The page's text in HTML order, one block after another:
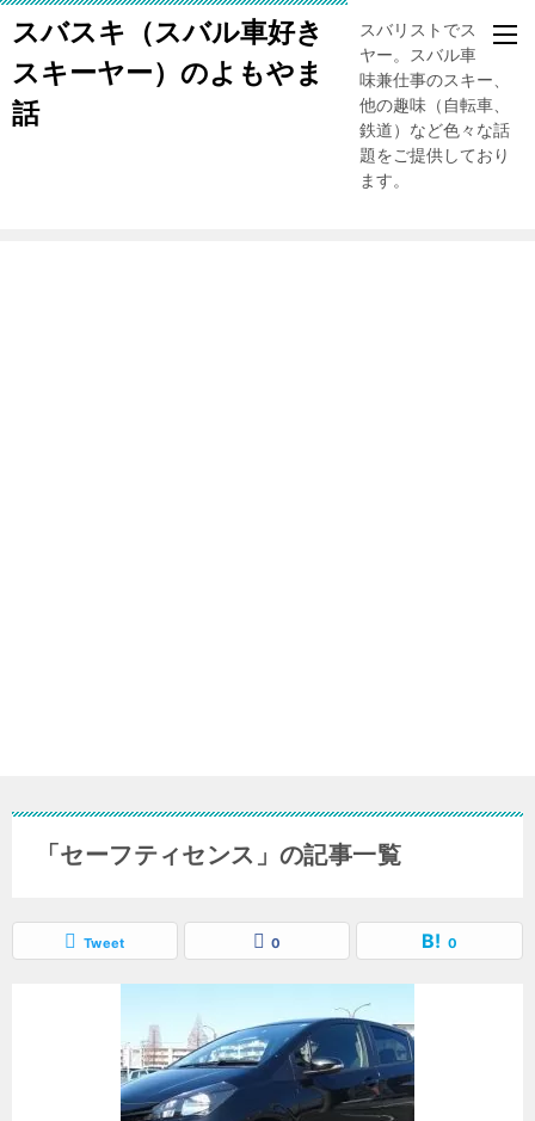
スバスキ（スバル車好き
スキーヤー）のよもやま
話
スバリストでスキー
ヤー。スバル車、趣
味兼仕事のスキー、
他の趣味（自転車、
鉄道）など色々な話
題をご提供しており
ます。
「セーフティセンス」の記事一覧
Tweet 0 0